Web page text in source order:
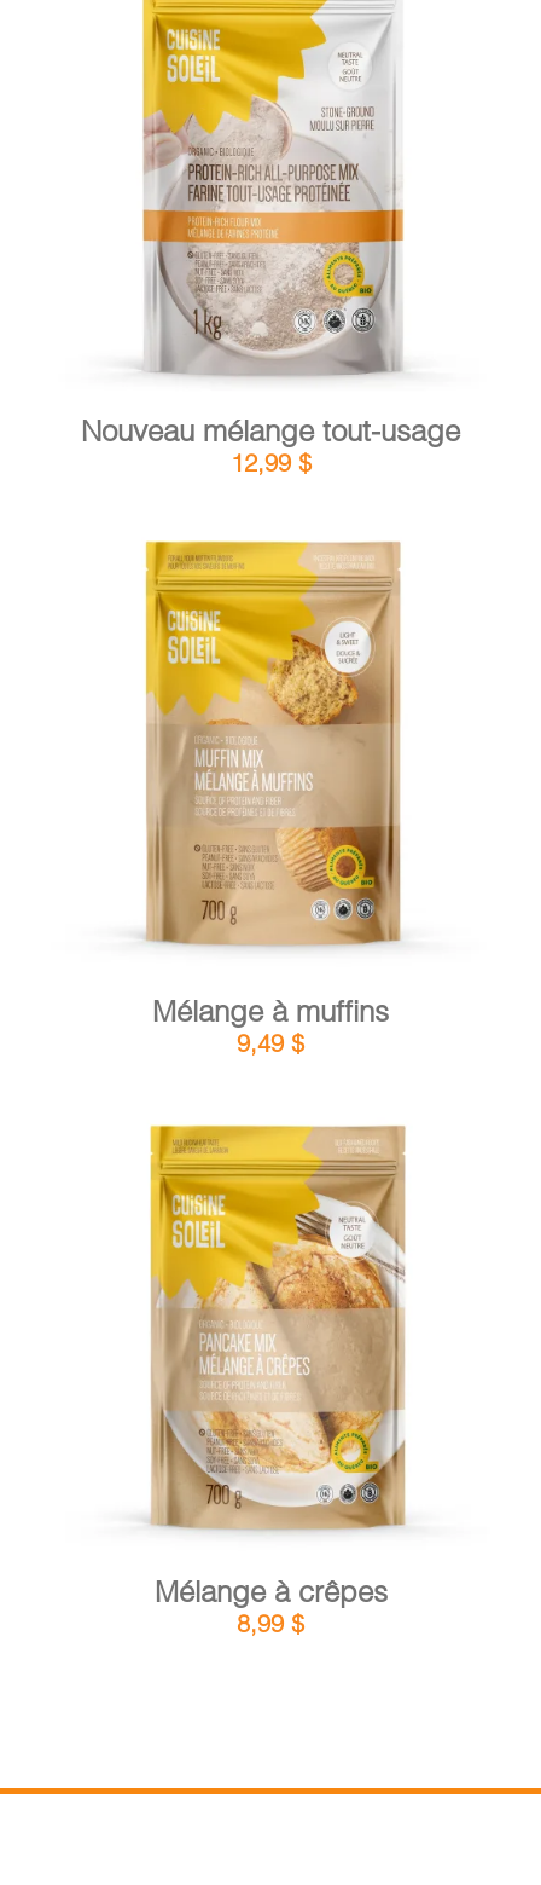
PANIER
AJOUTER AU PANIER / DÉTAILS
Nouveau mélange tout-usage
12,99 $
AJOUTER AU PANIER
Mélange à muffins
9,49 $
AJOUTER AU PANIER
Mélange à crêpes
8,99 $